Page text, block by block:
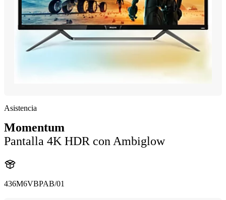
Asistencia
Momentum
Pantalla 4K HDR con Ambiglow
436M6VBPAB/01